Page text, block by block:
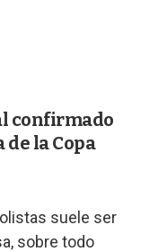
confirmado
la Copa
suele ser
sobre todo